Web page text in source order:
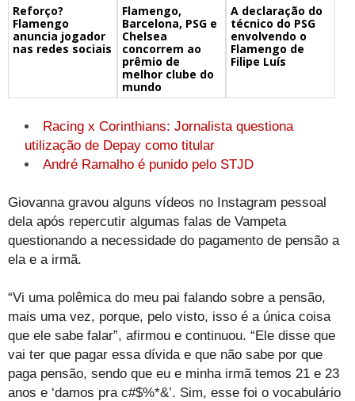
Reforço?
Flamengo
anuncia jogador
nas redes sociais
Flamengo,
Barcelona, PSG e
Chelsea
concorrem ao
prêmio de
melhor clube do
mundo
A declaração do
técnico do PSG
envolvendo o
Flamengo de
Filipe Luís
Racing x Corinthians: Jornalista questiona
utilização de Depay como titular
André Ramalho é punido pelo STJD
Giovanna gravou alguns vídeos no Instagram pessoal
dela após repercutir algumas falas de Vampeta
questionando a necessidade do pagamento de pensão a
ela e a irmã.
“Vi uma polêmica do meu pai falando sobre a pensão,
mais uma vez, porque, pelo visto, isso é a única coisa
que ele sabe falar”, afirmou e continuou. “Ele disse que
vai ter que pagar essa dívida e que não sabe por que
paga pensão, sendo que eu e minha irmã temos 21 e 23
anos e ‘damos pra c#$%*&’. Sim, esse foi o vocabulário